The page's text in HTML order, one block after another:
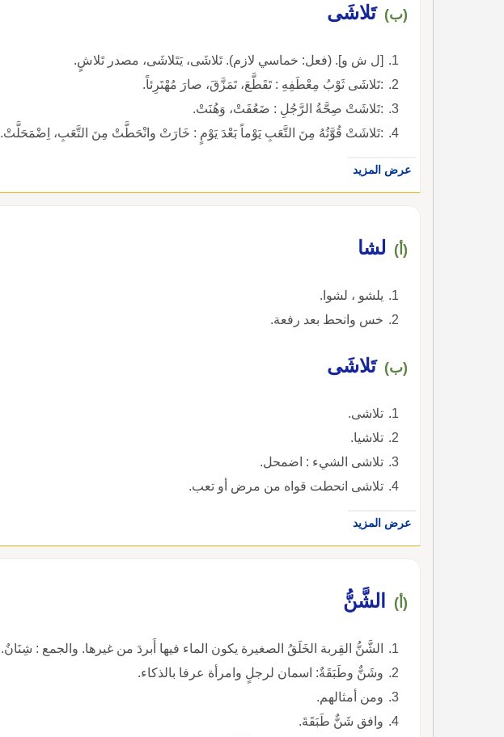
(ب) تَلاشَى
[ل ش و]. (فعل: خماسي لازم). تَلاشَى، يَتَلاشَى، مصدر تَلاشٍ.
:تَلاشَى ثَوْبُ مِعْطَفِهِ : تَقَطَّعَ، تَمَزَّقَ، صارَ مُهْتَرِئاً.
:تَلاشَتْ صِحَّةُ الرَّجُلِ : ضَعُفَتْ، وَهُنَتْ.
:تَلاشَتْ قُوَّتُهُ مِنَ التَّعَبِ يَوْماً بَعْدَ يَوْمٍ : خَارَتْ وانْحَطَّتْ مِنَ التَّعَبِ، اِضْمَحَلَّتْ.
عرض المزيد
(أ) لشا
يلشو ، لشوا.
خس وانحط بعد رفعة.
(ب) تَلاشَى
تلاشى.
تلاشيا.
تلاشى الشيء : اضمحل.
تلاشى انحطت قواه من مرض أو تعب.
عرض المزيد
(أ) الشَّنُّ
الشَّنُّ القِربة الخَلَقُ الصغيرة يكون الماء فيها أَبردَ من غيرها. والجمع : شِنَانٌ.
وشَنٌّ وطَبَقَةٌ: اسمان لرجلٍ وامرأة عرفا بالذكاء.
ومن أمثالهم.
وافق شَنٌّ طَبَقَةَ.